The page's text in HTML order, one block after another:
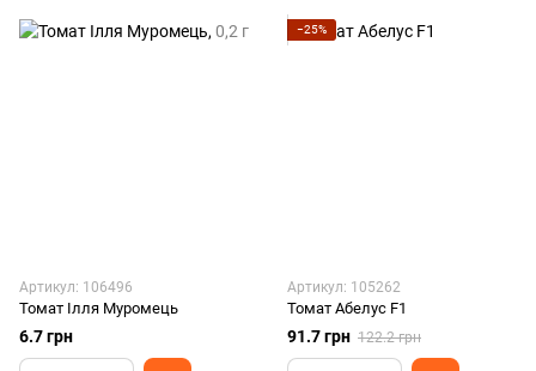
Артикул: 106496
Томат Ілля Муромець
6.7 грн
−25%
Артикул: 105262
Томат Абелус F1
91.7 грн 122.2 грн